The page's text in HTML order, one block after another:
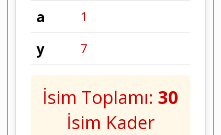
a 1
y 7
İsim Toplamı: 30
İsim Kader